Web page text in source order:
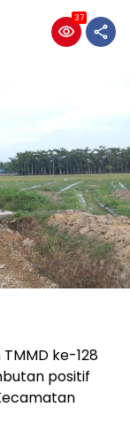
37
ke-128
positif